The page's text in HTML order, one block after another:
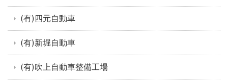
(有)四元自動車
(有)新堀自動車
(有)吹上自動車整備工場